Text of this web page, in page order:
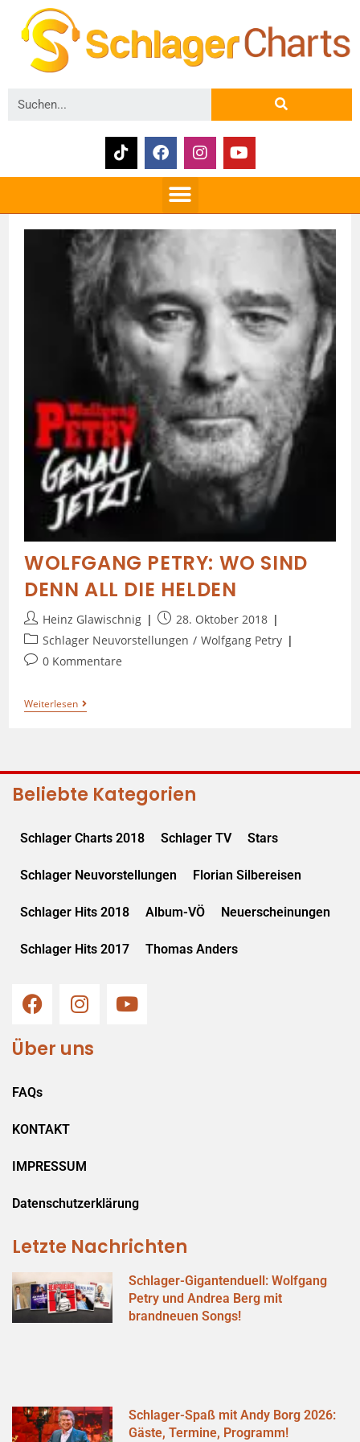
WOLFGANG PETRY: WO SIND
DENN ALL DIE HELDEN
Heinz Glawischnig
28. Oktober 2018
Schlager Neuvorstellungen / Wolfgang Petry
0 Kommentare
Weiterlesen
Beliebte Kategorien
Schlager Charts 2018 Schlager TV Stars
Schlager Neuvorstellungen Florian Silbereisen
Schlager Hits 2018 Album-VÖ Neuerscheinungen
Schlager Hits 2017 Thomas Anders
Über uns
FAQs
KONTAKT
IMPRESSUM
Datenschutzerklärung
Letzte Nachrichten
Schlager-Gigantenduell: Wolfgang
Petry und Andrea Berg mit
brandneuen Songs!
Schlager-Spaß mit Andy Borg 2026:
Gäste, Termine, Programm!